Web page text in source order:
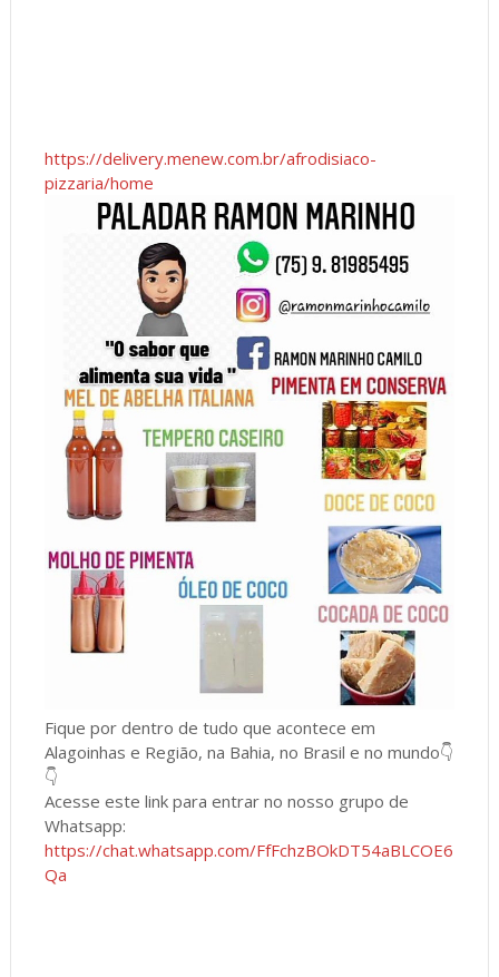
https://delivery.menew.com.br/afrodisiaco-
pizzaria/home
Fique por dentro de tudo que acontece em
Alagoinhas e Região, na Bahia, no Brasil e no mundo👇
👇
Acesse este link para entrar no nosso grupo de
Whatsapp:
https://chat.whatsapp.com/FfFchzBOkDT54aBLCOE6
Qa